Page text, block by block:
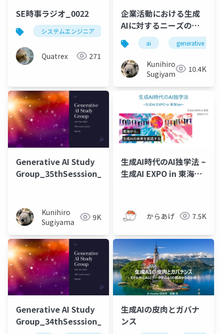
SE時事ラジオ_0022
システムエンジニア 時事 gemini
Quatrex 271
企業活動における生成
AIに対するニーズの変
遷と今後について
ai generative ai
Kunihiro
Sugiyama
10.4K
Generative AI Study
Group_35thSesssion_20241112
Kunihiro
Sugiyama
9K
生成AI時代のAI独学法 ~
生成AI EXPO in 東海
からあげ 7.5K
Generative AI Study
Group_34thSesssion_20241029
生成AIの皮肉とガバナ
ンス